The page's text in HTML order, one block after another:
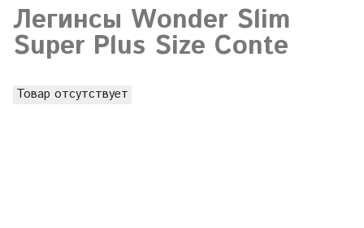
Легинсы Wonder Slim
Super Plus Size Conte
Товар отсутствует